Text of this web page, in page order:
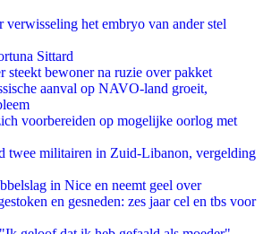
het embryo van ander stel
Sittard
steekt bewoner na ruzie over pakket
aanval op NAVO-land groeit,
voorbereiden op mogelijke oorlog met
twee militairen in Zuid-Libanon, vergelding
in Nice en neemt geel over
en gesneden: zes jaar cel en tbs voor